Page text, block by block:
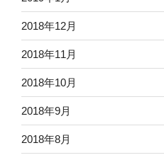
2018年12月
2018年11月
2018年10月
2018年9月
2018年8月